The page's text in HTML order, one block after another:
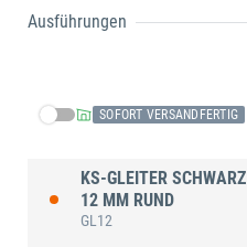
Ausführungen
SOFORT VERSANDFERTIG
KS-GLEITER SCHWARZ
12 MM RUND
GL12